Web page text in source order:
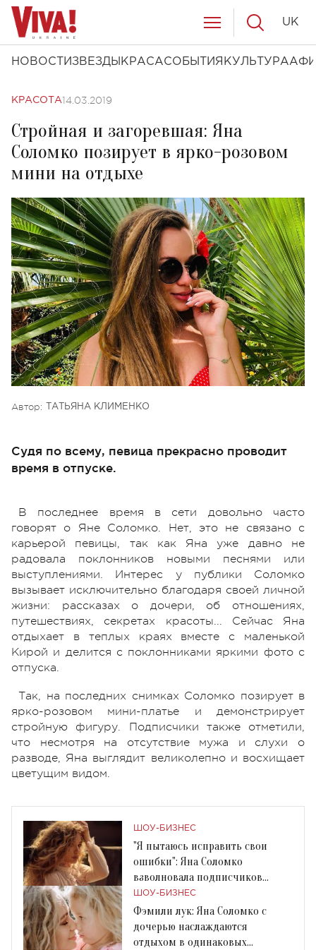
НОВОСТИ ЗВЕЗДЫ КРАСАСОБЫТИЯ КУЛЬТУРА
UK
КРАСОТА14.03.2019
Стройная и загоревшая: Яна
Соломко позирует в ярко-розовом
мини на отдыхе
Автор: ТАТЬЯНА КЛИМЕНКО
Судя по всему, певица прекрасно проводит
время в отпуске.
В последнее время в сети довольно часто
говорят о Яне Соломко. Нет, это не связано с
карьерой певицы, так как Яна уже давно не
радовала поклонников новыми песнями или
выступлениями. Интерес у публики Соломко
вызывает исключительно благодаря своей личной
жизни: рассказах о дочери, об отношениях,
путешествиях, секретах красоты... Сейчас Яна
отдыхает в теплых краях вместе с маленькой
Кирой и делится с поклонниками яркими фото с
отпуска.
Так, на последних снимках Соломко позирует в
ярко-розовом мини-платье и демонстрирует
стройную фигуру. Подписчики также отметили,
что несмотря на отсутствие мужа и слухи о
разводе, Яна выглядит великолепно и восхищает
цветущим видом.
ШОУ-БИЗНЕС
"Я пытаюсь исправить свои
ошибки": Яна Соломко
взволновала подписчиков
грустным постом
ШОУ-БИЗНЕС
Фэмили лук: Яна Соломко с
дочерью наслаждаются
отдыхом в одинаковых